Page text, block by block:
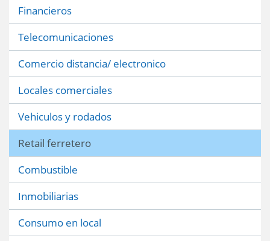
Financieros
Telecomunicaciones
Comercio distancia/ electronico
Locales comerciales
Vehiculos y rodados
Retail ferretero
Combustible
Inmobiliarias
Consumo en local